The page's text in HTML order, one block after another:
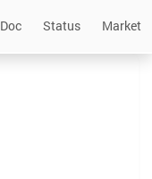
Doc Status Market